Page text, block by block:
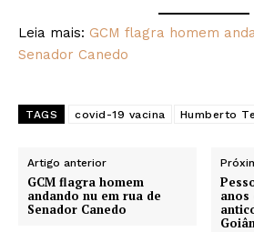
Leia mais: GCM flagra homem
Senador Canedo
TAGS covid-19 vacina Humberto
Artigo anterior
GCM flagra homem
andando nu em rua de
Senador Canedo
anos